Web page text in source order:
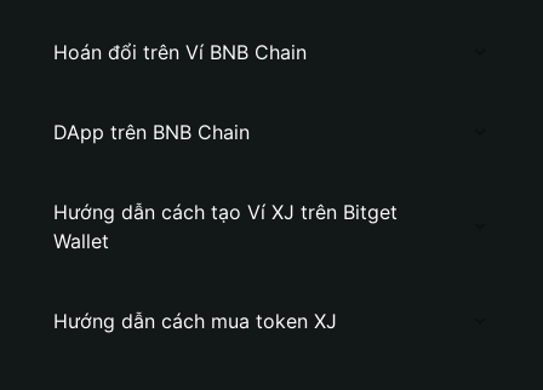
Hoán đổi trên Ví BNB Chain
DApp trên BNB Chain
Hướng dẫn cách tạo Ví XJ trên Bitget
Wallet
Hướng dẫn cách mua token XJ